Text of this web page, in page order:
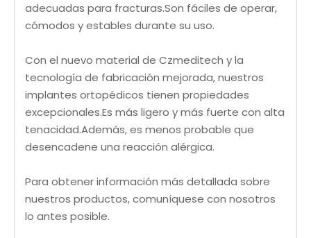
adecuadas para fracturas.Son fáciles de operar,
cómodos y estables durante su uso.
Con el nuevo material de Czmeditech y la
tecnología de fabricación mejorada, nuestros
implantes ortopédicos tienen propiedades
excepcionales.Es más ligero y más fuerte con alta
tenacidad.Además, es menos probable que
desencadene una reacción alérgica.
Para obtener información más detallada sobre
nuestros productos, comuníquese con nosotros
lo antes posible.